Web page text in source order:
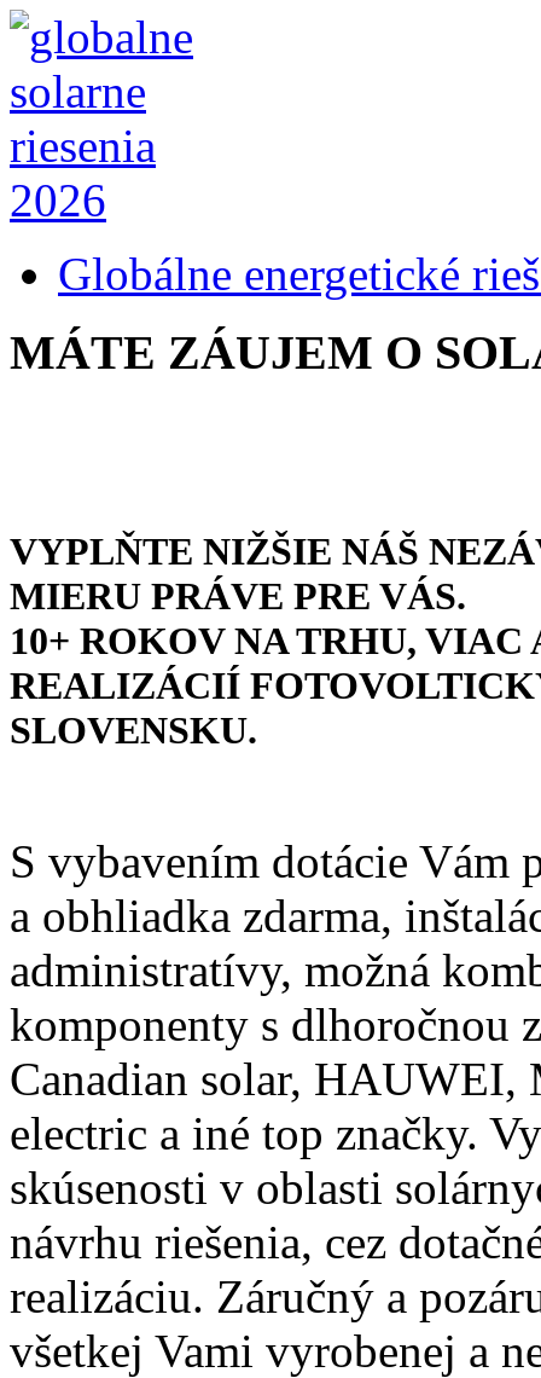
Globálne energetické
MÁTE ZÁUJEM O
VYPLŇTE NIŽŠIE NÁŠ
MIERU PRÁVE PRE VÁS.
10+ ROKOV NA TRHU, VIAC
REALIZÁCIÍ
SLOVENSKU.
S vybavením dotácie Vám
a obhliadka zdarma,
administratívy, možná
komponenty s dlhoročnou
Canadian solar, HAUWEI,
electric a iné top značky.
skúsenosti v oblasti
návrhu riešenia, cez
realizáciu. Záručný a
všetkej Vami vyrobenej a